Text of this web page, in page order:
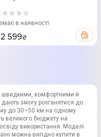
в наявності
599₴
швидкими, комфортними й
дають змогу розганятися до
до 30–50 км на одному
великого бюджету на
використання. Моделі
можна вигідно купити в